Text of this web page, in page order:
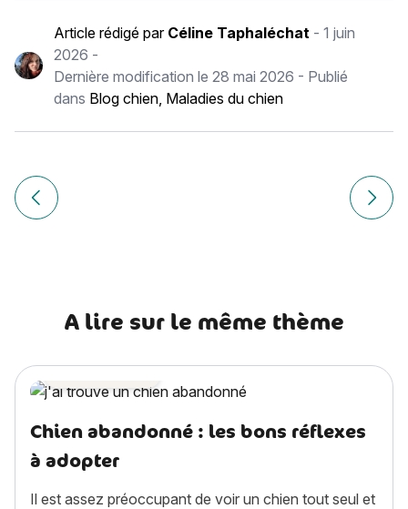
Article rédigé par Céline Taphaléchat- 1 juin
2026 -
Dernière modification le 28 mai 2026 - Publié
dans Blog chien, Maladies du chien
Navigation
de
Article précédent Visites culturelles (musées, châteaux,Article
A lire sur le même thème
Chien abandonné : les bons réflexes
à adopter
Il est assez préoccupant de voir un chien tout seul et